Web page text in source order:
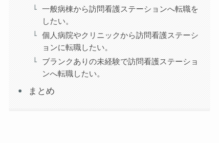
一般病棟から訪問看護ステーションへ転職を
したい。
個人病院やクリニックから訪問看護ステーシ
ョンに転職したい。
ブランクありの未経験で訪問看護ステーショ
ンへ転職したい。
まとめ